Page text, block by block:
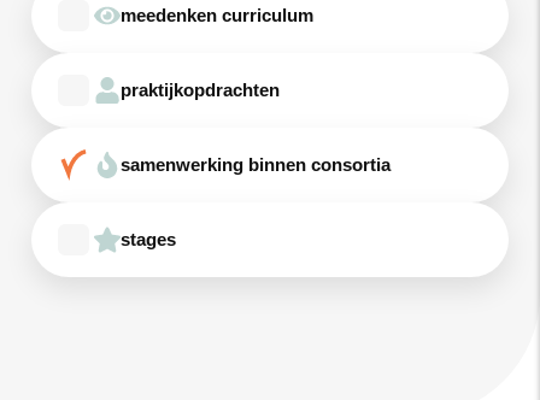
meedenken curriculum
praktijkopdrachten
samenwerking binnen consortia
stages